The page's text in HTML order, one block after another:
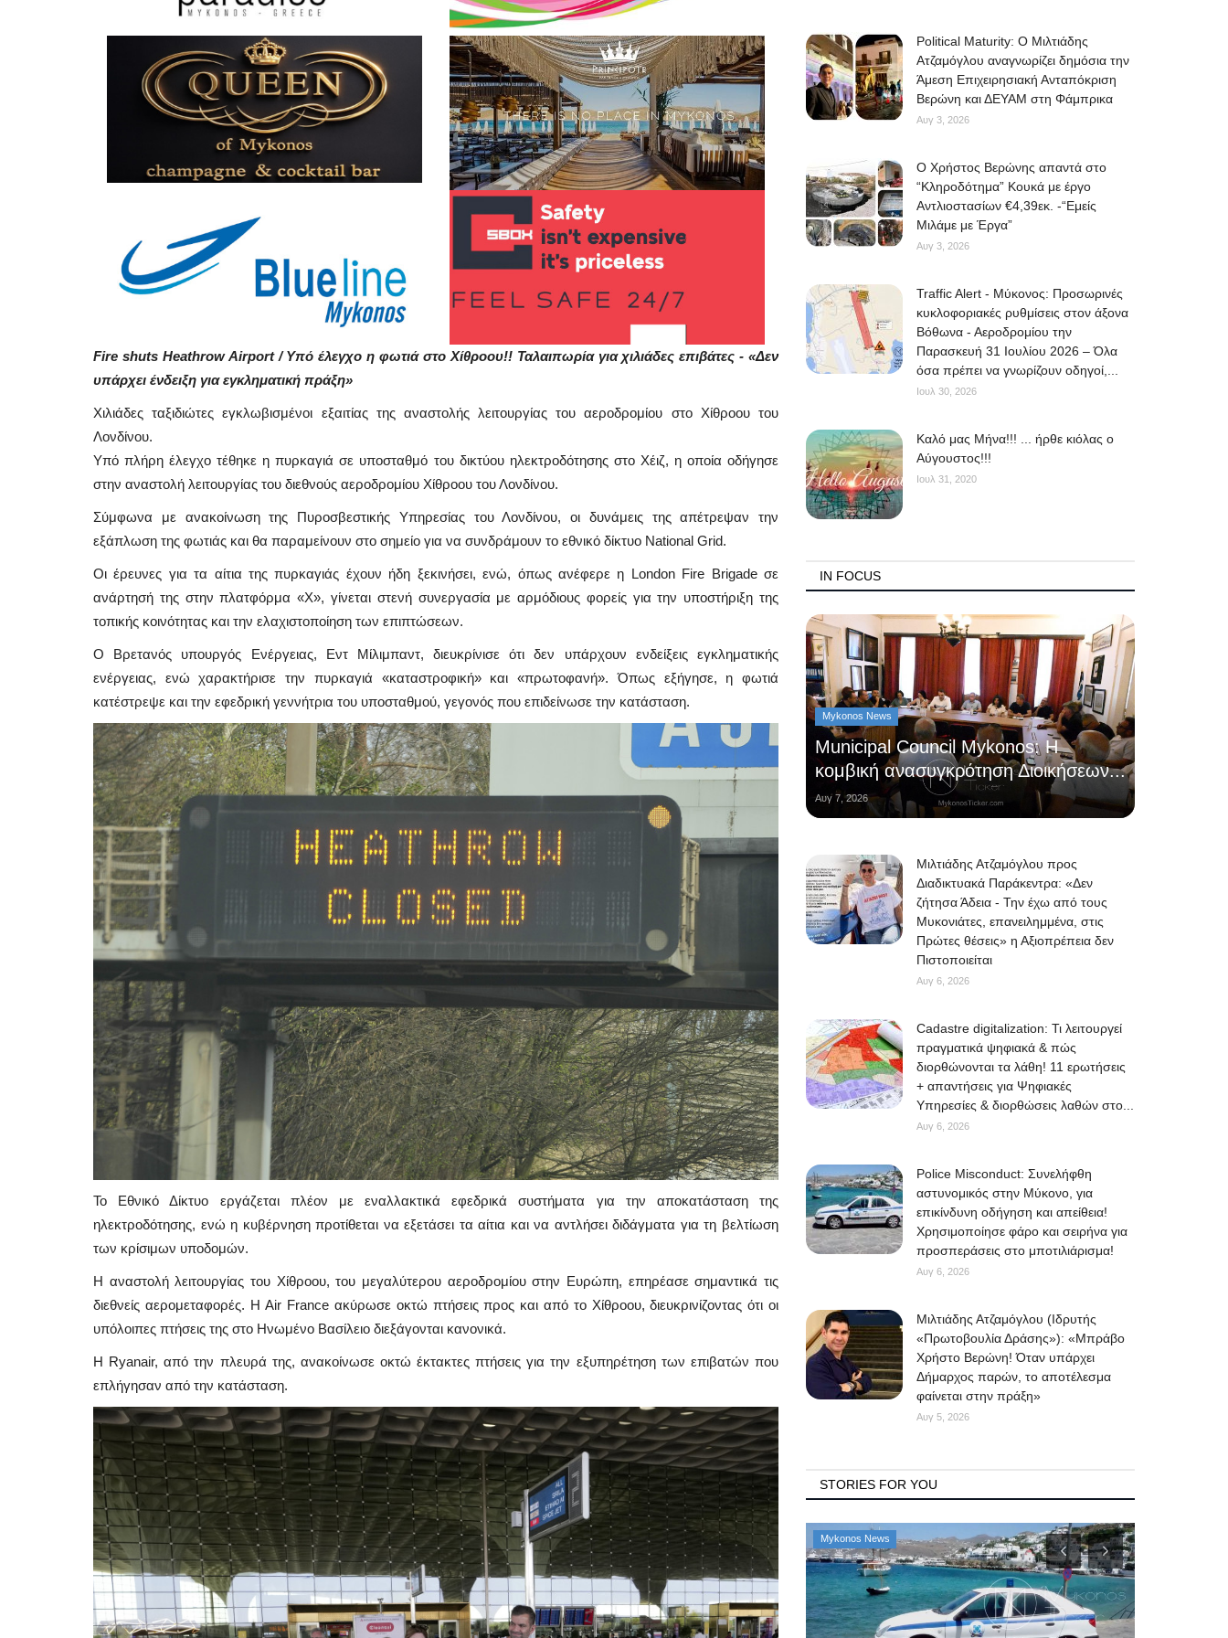
Fire shuts Heathrow Airport / Υπό έλεγχο η φωτιά στο Χίθροου!! Ταλαιπωρία για χιλιάδες επιβάτες - «Δεν
υπάρχει ένδειξη για εγκληματική πράξη»
Χιλιάδες ταξιδιώτες εγκλωβισμένοι εξαιτίας της αναστολής λειτουργίας του αεροδρομίου στο Χίθροου του
Λονδίνου.
Υπό πλήρη έλεγχο τέθηκε η πυρκαγιά σε υποσταθμό του δικτύου ηλεκτροδότησης στο Χέιζ, η οποία οδήγησε
στην αναστολή λειτουργίας του διεθνούς αεροδρομίου Χίθροου του Λονδίνου.
Σύμφωνα με ανακοίνωση της Πυροσβεστικής Υπηρεσίας του Λονδίνου, οι δυνάμεις της απέτρεψαν την
εξάπλωση της φωτιάς και θα παραμείνουν στο σημείο για να συνδράμουν το εθνικό δίκτυο National Grid.
Οι έρευνες για τα αίτια της πυρκαγιάς έχουν ήδη ξεκινήσει, ενώ, όπως ανέφερε η London Fire Brigade σε
ανάρτησή της στην πλατφόρμα «X», γίνεται στενή συνεργασία με αρμόδιους φορείς για την υποστήριξη της
τοπικής κοινότητας και την ελαχιστοποίηση των επιπτώσεων.
Ο Βρετανός υπουργός Ενέργειας, Εντ Μίλιμπαντ, διευκρίνισε ότι δεν υπάρχουν ενδείξεις εγκληματικής
ενέργειας, ενώ χαρακτήρισε την πυρκαγιά «καταστροφική» και «πρωτοφανή». Όπως εξήγησε, η φωτιά
κατέστρεψε και την εφεδρική γεννήτρια του υποσταθμού, γεγονός που επιδείνωσε την κατάσταση.
Το Εθνικό Δίκτυο εργάζεται πλέον με εναλλακτικά εφεδρικά συστήματα για την αποκατάσταση της
ηλεκτροδότησης, ενώ η κυβέρνηση προτίθεται να εξετάσει τα αίτια και να αντλήσει διδάγματα για τη βελτίωση
των κρίσιμων υποδομών.
Η αναστολή λειτουργίας του Χίθροου, του μεγαλύτερου αεροδρομίου στην Ευρώπη, επηρέασε σημαντικά τις
διεθνείς αερομεταφορές. Η Air France ακύρωσε οκτώ πτήσεις προς και από το Χίθροου, διευκρινίζοντας ότι οι
υπόλοιπες πτήσεις της στο Ηνωμένο Βασίλειο διεξάγονται κανονικά.
Η Ryanair, από την πλευρά της, ανακοίνωσε οκτώ έκτακτες πτήσεις για την εξυπηρέτηση των επιβατών που
επλήγησαν από την κατάσταση.
Political Maturity: Ο Μιλτιάδης
Ατζαμόγλου αναγνωρίζει δημόσια την
Άμεση Επιχειρησιακή Ανταπόκριση
Βερώνη και ΔΕΥΑΜ στη Φάμπρικα
Αυγ 3, 2026
O Χρήστος Βερώνης απαντά στο
“Κληροδότημα” Κουκά με έργο
Αντλιοστασίων €4,39εκ. -“Εμείς
Μιλάμε με Έργα”
Αυγ 3, 2026
Traffic Alert - Μύκονος: Προσωρινές
κυκλοφοριακές ρυθμίσεις στον άξονα
Βόθωνα - Αεροδρομίου την
Παρασκευή 31 Ιουλίου 2026 – Όλα
όσα πρέπει να γνωρίζουν οδηγοί,...
Ιουλ 30, 2026
Kαλό μας Μήνα!!! ... ήρθε κιόλας ο
Αύγουστος!!!
Ιουλ 31, 2020
IN FOCUS
Mykonos News
Municipal Council Mykonos: Η
κομβική ανασυγκρότηση Διοικήσεων...
Αυγ 7, 2026
Μιλτιάδης Ατζαμόγλου προς
Διαδικτυακά Παράκεντρα: «Δεν
ζήτησα Άδεια - Την έχω από τους
Μυκονιάτες, επανειλημμένα, στις
Πρώτες θέσεις» η Αξιοπρέπεια δεν
Πιστοποιείται
Αυγ 6, 2026
Cadastre digitalization: Τι λειτουργεί
πραγματικά ψηφιακά & πώς
διορθώνονται τα λάθη! 11 ερωτήσεις
+ απαντήσεις για Ψηφιακές
Υπηρεσίες & διορθώσεις λαθών στο...
Αυγ 6, 2026
Police Misconduct: Συνελήφθη
αστυνομικός στην Μύκονο, για
επικίνδυνη οδήγηση και απείθεια!
Χρησιμοποίησε φάρο και σειρήνα για
προσπεράσεις στο μποτιλιάρισμα!
Αυγ 6, 2026
Μιλτιάδης Ατζαμόγλου (Ιδρυτής
«Πρωτοβουλία Δράσης»): «Μπράβο
Χρήστο Βερώνη! Όταν υπάρχει
Δήμαρχος παρών, το αποτέλεσμα
φαίνεται στην πράξη»
Αυγ 5, 2026
STORIES FOR YOU
Mykonos News Property Mykonos News